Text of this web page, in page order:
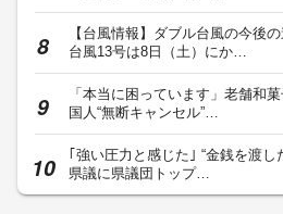
【台風情報】ダブル台風の今後
台風13号は8日（土）にか…
「本当に困っています」老舗和
国人“無断キャンセル”…
｢強い圧力と感じた｣ “金銭を渡し
県議に県議団トップ…